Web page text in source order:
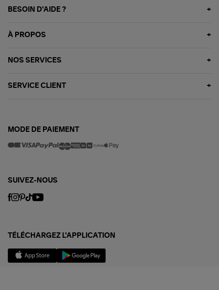
BESOIN D'AIDE ?
À PROPOS
NOS SERVICES
SERVICE CLIENT
MODE DE PAIEMENT
SUIVEZ-NOUS
TÉLÉCHARGEZ L'APPLICATION